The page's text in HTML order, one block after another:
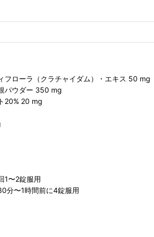
フローラ（クラチャイダム）・エキス 50 mg
パウダー 350 mg
20% 20 mg
1〜2錠服用
分〜1時間前に4錠服用